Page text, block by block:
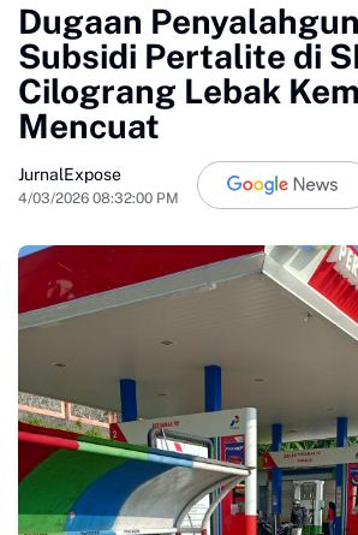
Dugaan
Subsidi Pertalite di
Cilograng Lebak
Mencuat
JurnalExpose
4/03/2026 08:32:00 PM